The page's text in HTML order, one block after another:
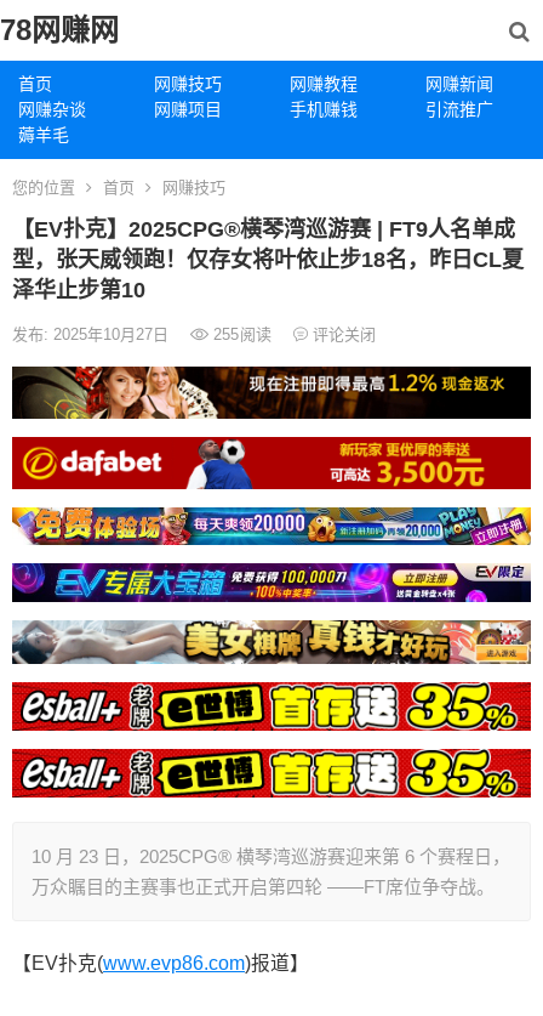
78网赚网
首页 网赚技巧 网赚教程
网赚新闻
网赚杂谈
网赚项目 手机赚钱
引流推广
薅羊毛
您的位置 首页 网赚技巧
【EV扑克】2025CPG®横琴湾巡游赛 | FT9人名单成
型，张天威领跑！仅存女将叶依止步18名，昨日CL夏
泽华止步第10
发布: 2025年10月27日 255阅读 评论关闭
10 月 23 日，2025CPG® 横琴湾巡游赛迎来第 6 个赛程日，
万众瞩目的主赛事也正式开启第四轮 ——FT席位争夺战。
【EV扑克(www.evp86.com)报道】